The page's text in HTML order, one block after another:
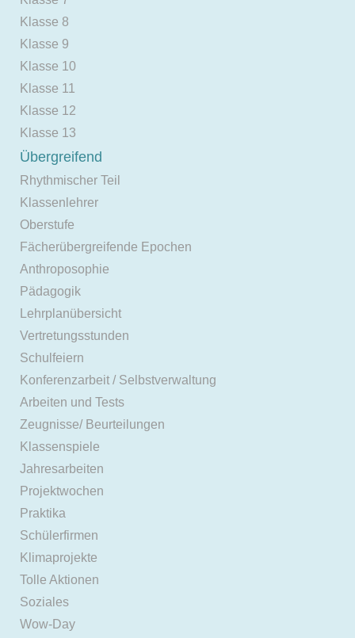
Klasse 8
Klasse 9
Klasse 10
Klasse 11
Klasse 12
Klasse 13
Übergreifend
Rhythmischer Teil
Klassenlehrer
Oberstufe
Fächerübergreifende Epochen
Anthroposophie
Pädagogik
Lehrplanübersicht
Vertretungsstunden
Schulfeiern
Konferenzarbeit / Selbstverwaltung
Arbeiten und Tests
Zeugnisse/ Beurteilungen
Klassenspiele
Jahresarbeiten
Projektwochen
Praktika
Schülerfirmen
Klimaprojekte
Tolle Aktionen
Soziales
Wow-Day